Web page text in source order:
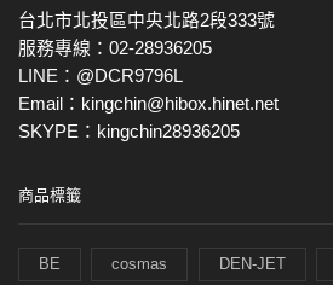
台北市北投區中央北路2段333號
服務專線：02-28936205
LINE：@DCR9796L
Email：kingchin@hibox.hinet.net
SKYPE：kingchin28936205
商品標籤
BE cosmas DEN-JET